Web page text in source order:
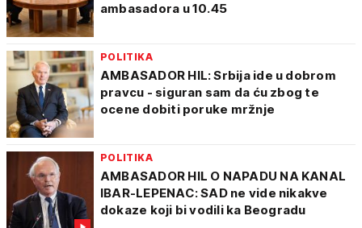
ambasadora u 10.45
POLITIKA
AMBASADOR HIL: Srbija ide u dobrom
pravcu - siguran sam da ću zbog te
ocene dobiti poruke mržnje
POLITIKA
AMBASADOR HIL O NAPADU NA KANAL
IBAR-LEPENAC: SAD ne vide nikakve
dokaze koji bi vodili ka Beogradu